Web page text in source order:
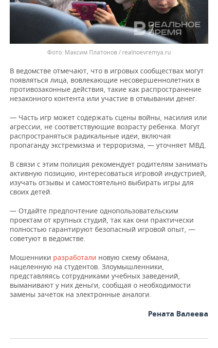
Максим Платонов / realnoevremya.ru
В ведомстве отмечают, что в игровых сообществах могут
появляться лица, вовлекающие несовершеннолетних в
противозаконные действия, такие как распространение
незаконного контента или участие в отмывании денег.
— Часть игр может содержать сцены войны, насилия или
агрессии, не соответствующие возрасту ребенка. Могут
распространяться радикальные идеи, включая
пропаганду экстремизма и терроризма, — уточняет МВД.
В связи с этим полиция рекомендует родителям занимать
активную позицию, интересоваться игровой индустрией,
изучать отзывы и самостоятельно выбирать игры для
своих детей.
— Отдайте предпочтение однопользовательским
проектам от крупных студий, так как они практически
полностью гарантируют безопасный игровой опыт, —
советуют в ведомстве.
Мошенники разработали новую схему обмана,
нацеленную на студентов. Злоумышленники,
представляясь сотрудниками учебных заведений,
выманивают у них деньги, сообщая о необходимости
замены зачеток на электронные аналоги.
Рената Валеева